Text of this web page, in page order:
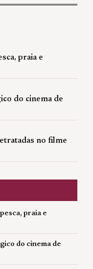
praia e
do cinema de
no filme
praia e
do cinema de